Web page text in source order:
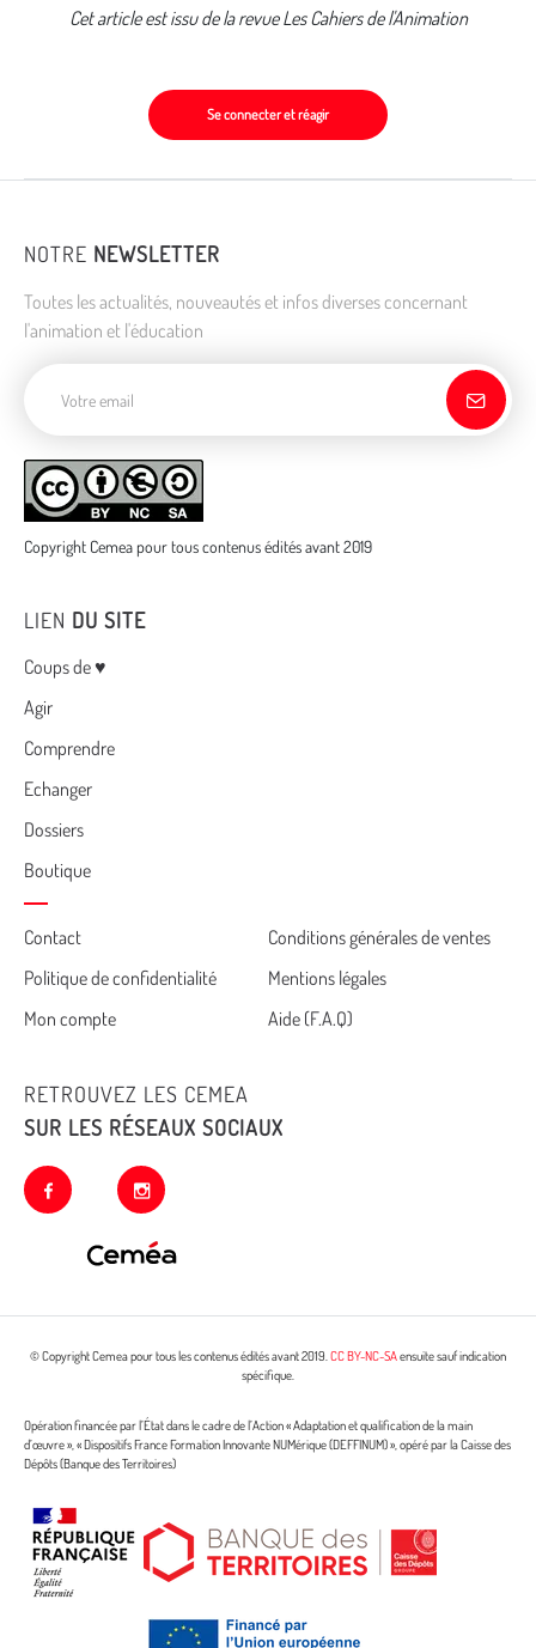
Cet article est issu de la revue Les Cahiers de l'Animation
Se connecter et réagir
NOTRE NEWSLETTER
Toutes les actualités, nouveautés et infos diverses concernant
l'animation et l'éducation
Copyright Cemea pour tous contenus édités avant 2019
LIEN DU SITE
Menu
Coups de ♥
Agir
Comprendre
Echanger
Dossiers
Boutique
Cemea
footer
Contact
Conditions générales de ventes
Politique de confidentialité
Mentions légales
Mon compte
Aide (F.A.Q)
RETROUVEZ LES CEMEA
SUR LES RÉSEAUX SOCIAUX
facebook instagram
© Copyright Cemea pour tous les contenus édités avant 2019.CC BY-NC-SAensuite sauf indication
spécifique.
Opération financée par l’État dans le cadre de l’Action « Adaptation et qualification de la main
d’œuvre », « Dispositifs France Formation Innovante NUMérique (DEFFINUM) », opéré par la Caisse des
Dépôts (Banque des Territoires)